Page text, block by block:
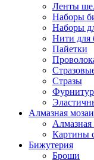
Ленты
Наборы
Наборы
Нити для
Пайетки
Стразы
Алмазная
Алмазная
Картины
Бижутерия
Броши